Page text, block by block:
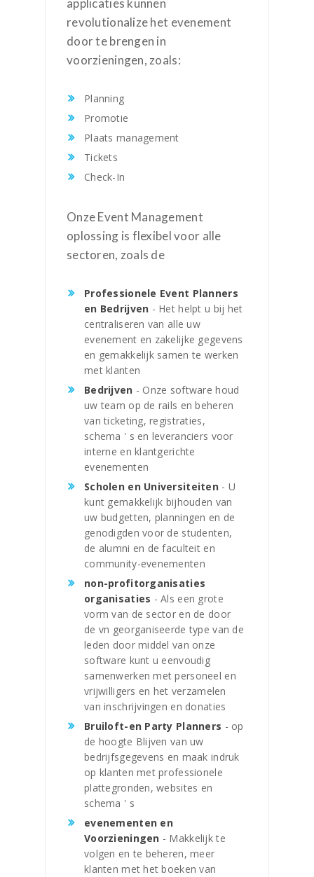
revolutionalize het evenement
door te brengen in
voorzieningen, zoals:
Planning
Promotie
Plaats management
Tickets
Check-In
Onze Event Management
oplossing is flexibel voor alle
sectoren, zoals de
Professionele Event Planners
en Bedrijven - Het helpt u bij het
centraliseren van alle uw
evenement en zakelijke gegevens
en gemakkelijk samen te werken
met klanten
Bedrijven - Onze software houd
uw team op de rails en beheren
van ticketing, registraties,
schema ' s en leveranciers voor
interne en klantgerichte
evenementen
Scholen en Universiteiten - U
kunt gemakkelijk bijhouden van
uw budgetten, planningen en de
genodigden voor de studenten,
de alumni en de faculteit en
community-evenementen
non-profitorganisaties
organisaties - Als een grote
vorm van de sector en de door
de vn georganiseerde type van de
leden door middel van onze
software kunt u eenvoudig
samenwerken met personeel en
vrijwilligers en het verzamelen
van inschrijvingen en donaties
Bruiloft-en Party Planners - op
de hoogte Blijven van uw
bedrijfsgegevens en maak indruk
op klanten met professionele
plattegronden, websites en
schema ' s
evenementen en
Voorzieningen - Makkelijk te
volgen en te beheren, meer
klanten met het boeken van